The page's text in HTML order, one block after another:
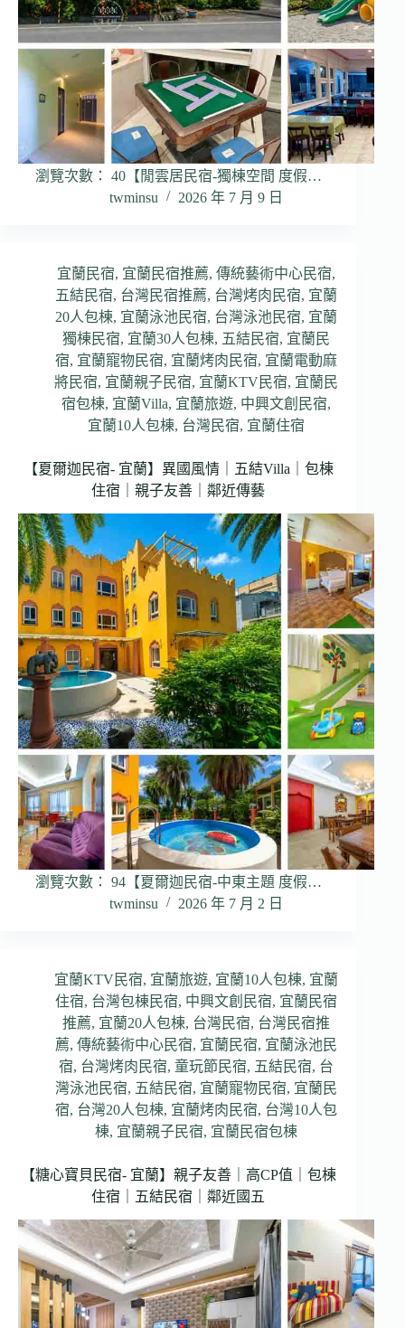
瀏覽次數： 40【閒雲居民宿-獨棟空間 度假…
twminsu
2026 年 7 月 9 日
宜蘭民宿, 宜蘭民宿推薦,傳統藝術中心民宿,
五結民宿, 台灣民宿推薦, 台灣烤肉民宿, 宜蘭
20人包棟, 宜蘭泳池民宿, 台灣泳池民宿, 宜蘭
獨棟民宿, 宜蘭30人包棟, 五結民宿, 宜蘭民
宿, 宜蘭寵物民宿, 宜蘭烤肉民宿, 宜蘭電動麻
將民宿, 宜蘭親子民宿, 宜蘭KTV民宿, 宜蘭民
宿包棟, 宜蘭Villa, 宜蘭旅遊, 中興文創民宿,
宜蘭10人包棟, 台灣民宿, 宜蘭住宿
【夏爾迦民宿- 宜蘭】異國風情｜五結Villa｜包棟
住宿｜親子友善｜鄰近傳藝
瀏覽次數： 94【夏爾迦民宿-中東主題 度假…
twminsu
2026 年 7 月 2 日
宜蘭KTV民宿, 宜蘭旅遊, 宜蘭10人包棟, 宜蘭
住宿, 台灣包棟民宿, 中興文創民宿, 宜蘭民宿
推薦, 宜蘭20人包棟, 台灣民宿, 台灣民宿推
薦,傳統藝術中心民宿, 宜蘭民宿, 宜蘭泳池民
宿, 台灣烤肉民宿,童玩節民宿, 五結民宿, 台
灣泳池民宿, 五結民宿, 宜蘭寵物民宿, 宜蘭民
宿, 台灣20人包棟, 宜蘭烤肉民宿, 台灣10人包
棟, 宜蘭親子民宿, 宜蘭民宿包棟
【糖心寶貝民宿- 宜蘭】親子友善｜高CP值｜包棟
住宿｜五結民宿｜鄰近國五